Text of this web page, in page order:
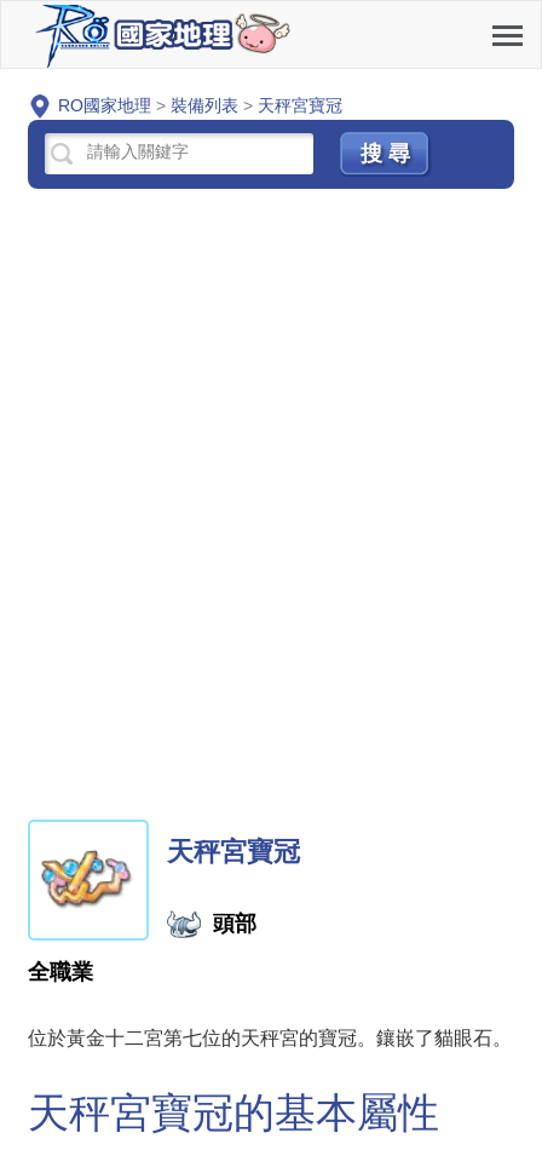
RO國家地理 > 裝備列表 > 天秤宮寶冠
天秤宮寶冠
頭部
全職業
位於黃金十二宮第七位的天秤宮的寶冠。鑲嵌了貓眼石。
天秤宮寶冠的基本屬性